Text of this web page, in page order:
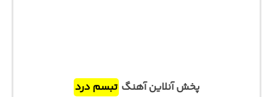
پخش آنلاین آهنگ تبسم درد